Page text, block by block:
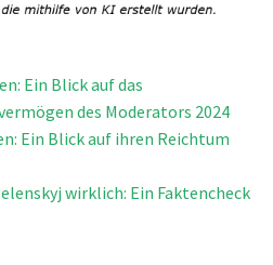
Ein Blick auf das
des Moderators 2024
Ein Blick auf ihren Reichtum
wirklich: Ein Faktencheck